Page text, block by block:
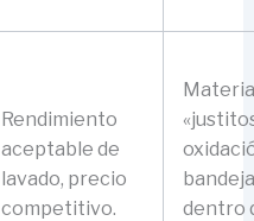
Rendimiento
aceptable de
lavado, precio
competitivo.
dentro